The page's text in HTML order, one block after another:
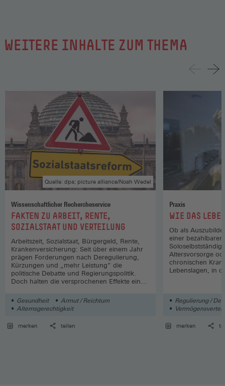
WEITERE INHALTE ZUM THEMA
Wissenschaftlicher Rechercheservice
:FAKTEN ZU ARBEIT, RENTE,
SOZIALSTAAT UND VERTEILUNG
Quelle: dpa; picture alliance/Noah Wedel
Arbeitszeit, Sozialstaat, Bürgergeld, Rente,
Krankenversicherung: Seit über einem Jahr
prägen Forderungen nach Deregulierung,
Kürzungen und „mehr Leistung” die
politische Debatte und Regierungspolitik.
Doch halten die versprochenen Effekte einer
Gesundheit
Armut / Reichtum
Alternsgerechtigkeit
merken teilen
Praxis
:WIE DAS
Ob als
einer
Altersvorsorge
chronischen
Lebenslagen, in
Regulierung /
merken